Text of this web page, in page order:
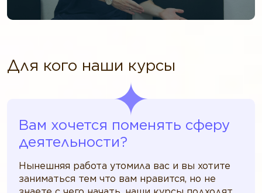
Для кого наши курсы
Вам хочется поменять сферу
деятельности?
Нынешняя работа утомила вас и вы хотите
заниматься тем что вам нравится, но не